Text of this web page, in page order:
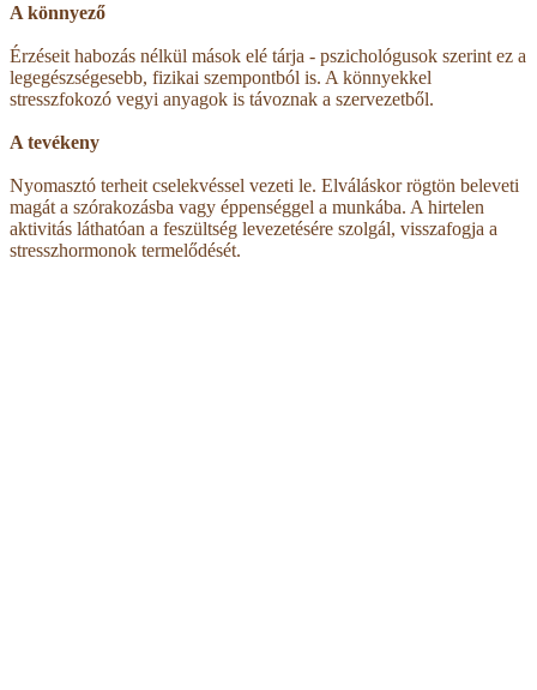
A könnyező
Érzéseit habozás nélkül mások elé tárja - pszichológusok szerint ez a
legegészségesebb, fizikai szempontból is. A könnyekkel
stresszfokozó vegyi anyagok is távoznak a szervezetből.
A tevékeny
Nyomasztó terheit cselekvéssel vezeti le. Elváláskor rögtön beleveti
magát a szórakozásba vagy éppenséggel a munkába. A hirtelen
aktivitás láthatóan a feszültség levezetésére szolgál, visszafogja a
stresszhormonok termelődését.